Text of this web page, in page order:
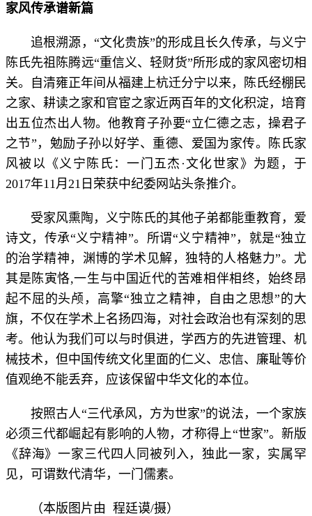
家风传承谱新篇
追根溯源，“文化贵族”的形成且长久传承，与义宁
陈氏先祖陈腾远“重信义、轻财货”所形成的家风密切相
关。自清雍正年间从福建上杭迁分宁以来，陈氏经棚民
之家、耕读之家和官宦之家近两百年的文化积淀，培育
出五位杰出人物。他教育子孙要“立仁德之志，操君子
之节”，勉励子孙以好学、重德、爱国为家传。陈氏家
风被以《义宁陈氏：一门五杰·文化世家》为题，于
2017年11月21日荣获中纪委网站头条推介。
受家风熏陶，义宁陈氏的其他子弟都能重教育，爱
诗文，传承“义宁精神”。所谓“义宁精神”，就是“独立
的治学精神，渊博的学术见解，独特的人格魅力”。尤
其是陈寅恪,一生与中国近代的苦难相伴相终，始终昂
起不屈的头颅，高擎“独立之精神，自由之思想”的大
旗，不仅在学术上名扬四海，对社会政治也有深刻的思
考。他认为我们可以与时俱进，学西方的先进管理、机
械技术，但中国传统文化里面的仁义、忠信、廉耻等价
值观绝不能丢弃，应该保留中华文化的本位。
按照古人“三代承风，方为世家”的说法，一个家族
必须三代都崛起有影响的人物，才称得上“世家”。新版
《辞海》一家三代四人同被列入，独此一家，实属罕
见，可谓数代清华，一门儒素。
（本版图片由 程廷谟/摄）